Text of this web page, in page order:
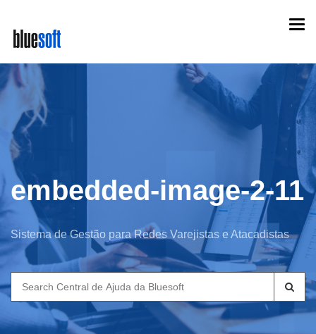
main
content
embedded-image-2-11
Sistema de Gestão para Redes Varejistas e Atacadistas
Search
for: